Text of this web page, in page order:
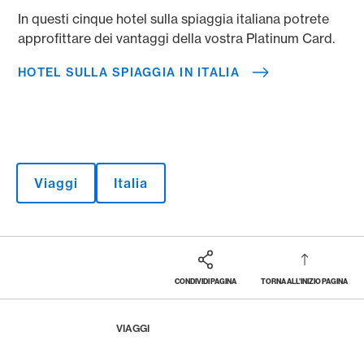
In questi cinque hotel sulla spiaggia italiana potrete
approfittare dei vantaggi della vostra Platinum Card.
HOTEL SULLA SPIAGGIA IN ITALIA
Viaggi Italia
CONDIVIDI PAGINA TORNA ALL'INIZIO PAGINA
Footer
VIAGGI